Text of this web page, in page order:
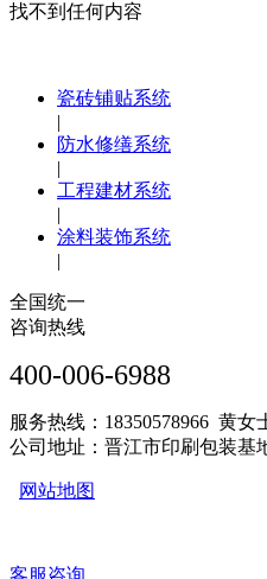
找不到任何内容
瓷砖铺贴系统
|
防水修缮系统
|
工程建材系统
|
涂料装饰系统
|
全国统一
咨询热线
400-006-6988
服务热线：18350578966 黄女
公司地址：晋江市印刷包装基
网站地图